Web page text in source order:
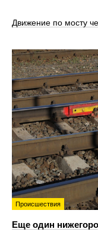
Движение по мосту
Происшествия
Еще один